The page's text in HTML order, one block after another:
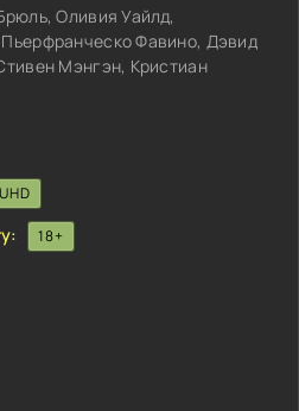
Оливия Уайлд,
Фавино, Дэвид
Мэнгэн, Кристиан
18+